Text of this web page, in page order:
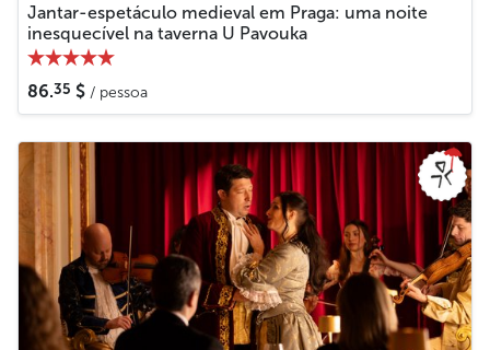
Jantar-espetáculo medieval em Praga: uma noite
inesquecível na taverna U Pavouka
86.35 $ / pessoa